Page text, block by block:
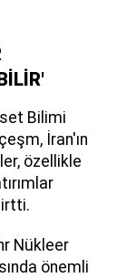
Bilimi
İran'ın
özellikle
Nükleer
önemli